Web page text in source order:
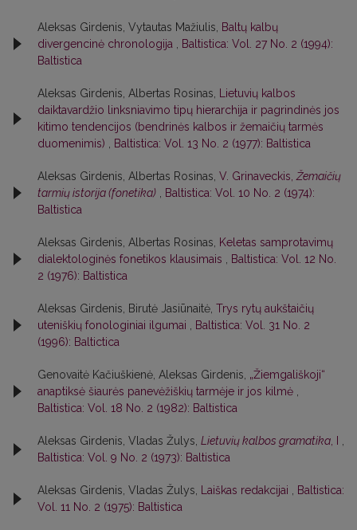
Aleksas Girdenis, Vytautas Mažiulis,
Baltų kalbų
divergencinė chronologija
Baltistica: Vol. 27 No. 2 (1994):
Baltistica
Aleksas Girdenis, Albertas Rosinas,
Lietuvių kalbos
daiktavardžio linksniavimo tipų hierarchija ir pagrindinės jos
kitimo tendencijos (bendrinės kalbos ir žemaičių tarmės
duomenimis)
Baltistica: Vol. 13 No. 2 (1977): Baltistica
Aleksas Girdenis, Albertas Rosinas, V. Grinaveckis, Žemaičių
tarmių istorija (fonetika)
Baltistica: Vol. 10 No. 2 (1974):
Baltistica
Aleksas Girdenis, Albertas Rosinas,
Keletas samprotavimų
dialektologinės fonetikos klausimais
Baltistica: Vol. 12 No.
2 (1976): Baltistica
Aleksas Girdenis, Birutė Jasiūnaitė, Trys rytų aukštaičių
uteniškių fonologiniai ilgumai
Baltistica: Vol. 31 No. 2
(1996): Baltictica
Genovaitė Kačiuškienė, Aleksas Girdenis, „Žiemgališkoji“
anaptiksė šiaurės panevėžiškių tarmėje ir jos kilmė
Baltistica: Vol. 18 No. 2 (1982): Baltistica
Aleksas Girdenis, Vladas Žulys, Lietuvių kalbos gramatika
Baltistica: Vol. 9 No. 2 (1973): Baltistica
Aleksas Girdenis, Vladas Žulys, Laiškas redakcijai
Baltistica:
Vol. 11 No. 2 (1975): Baltistica